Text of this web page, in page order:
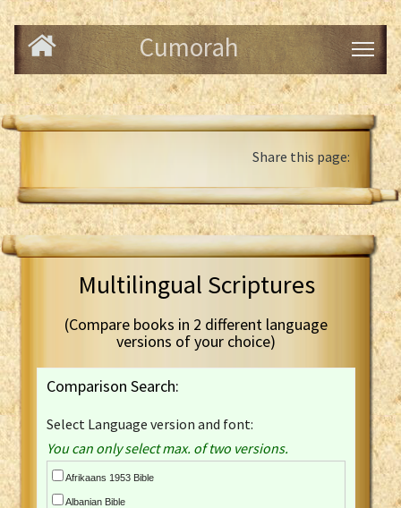
Cumorah
Share this page:
Multilingual Scriptures
(Compare books in 2 different language
versions of your choice)
Comparison Search:
Select Language version and font:
You can only select max. of two versions.
Afrikaans 1953 Bible
Albanian Bible